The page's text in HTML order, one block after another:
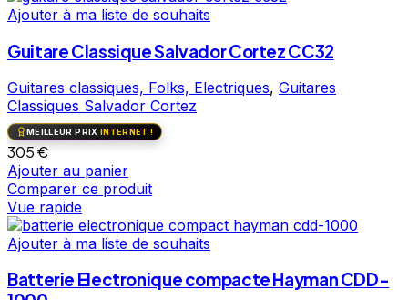
Ajouter à ma liste de souhaits
Guitare Classique Salvador Cortez CC32
Guitares classiques, Folks, Electriques, Guitares
Classiques Salvador Cortez
MEILLEUR PRIX INTERNET !
305€
Ajouter au panier
Comparer ce produit
Vue rapide
Ajouter à ma liste de souhaits
Batterie Electronique compacte Hayman CDD-